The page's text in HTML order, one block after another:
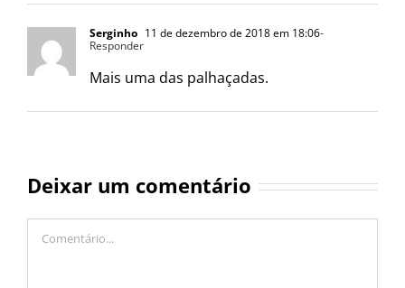
Serginho 11 de dezembro de 2018 em 18:06-
Responder
Mais uma das palhaçadas.
Deixar um comentário
Comentário